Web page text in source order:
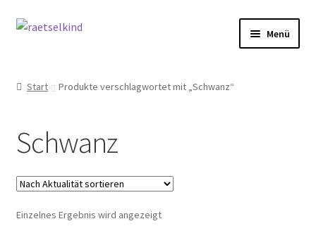
Zur
Zum
Menü
Cookie-Richtlinie (EU)
Datenschutzbelehrung
Echtheit von Bewertungen
Start Produkte verschlagwortet mit „Schwanz“
Schwanz
Einzelnes Ergebnis wird angezeigt